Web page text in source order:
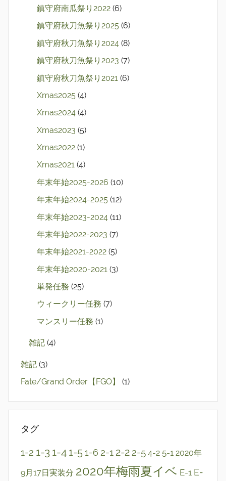
鎮守府南瓜祭り2022 (6)
鎮守府秋刀魚祭り2025 (6)
鎮守府秋刀魚祭り2024 (8)
鎮守府秋刀魚祭り2023 (7)
鎮守府秋刀魚祭り2021 (6)
Xmas2025 (4)
Xmas2024 (4)
Xmas2023 (5)
Xmas2022 (1)
Xmas2021 (4)
年末年始2025-2026 (10)
年末年始2024-2025 (12)
年末年始2023-2024 (11)
年末年始2022-2023 (7)
年末年始2021-2022 (5)
年末年始2020-2021 (3)
単発任務 (25)
ウィークリー任務 (7)
マンスリー任務 (1)
雑記 (4)
雑記 (3)
Fate/Grand Order【FGO】
(1)
タグ
1-2 1-3 1-4 1-5 1-6 2-1 2-2 2-5 4-2 5-1 2020年
9月17日実装分 2020年梅雨夏イベ E-1 E-